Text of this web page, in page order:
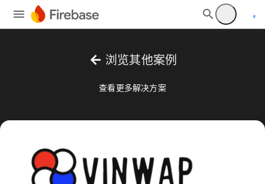
arrow_back 浏览其他案例
查看更多解决方案